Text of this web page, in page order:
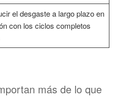
el desgaste a largo plazo en
con los ciclos completos
más de lo que